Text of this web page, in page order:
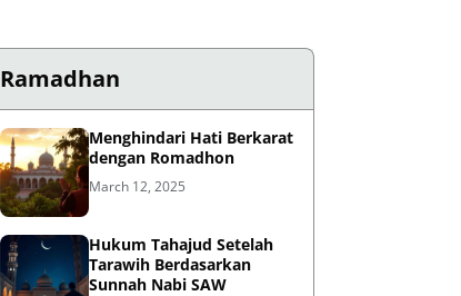
Ramadhan
Menghindari Hati Berkarat
dengan Romadhon
March 12, 2025
Hukum Tahajud Setelah
Tarawih Berdasarkan
Sunnah Nabi SAW